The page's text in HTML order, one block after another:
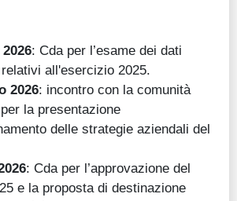
: Cda per l’esame dei dati
all'esercizio 2025.
2026: incontro con la comunità
la presentazione
delle strategie aziendali del
: Cda per l’approvazione del
e la proposta di destinazione